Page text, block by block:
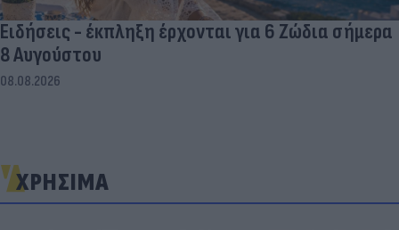
Ειδήσεις - έκπληξη έρχονται για 6 Ζώδια σήμερα
8 Αυγούστου
08.08.2026
ΧΡΗΣΙΜΑ